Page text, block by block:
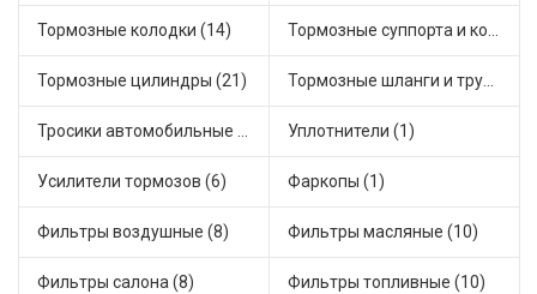
Тормозные колодки (14) Тормозные суппорта и комплектующие (4)
Тормозные цилиндры (21) Тормозные шланги и трубки (7)
Тросики автомобильные (9) Уплотнители (1)
Усилители тормозов (6) Фаркопы (1)
Фильтры воздушные (8) Фильтры масляные (10)
Фильтры салона (8) Фильтры топливные (10)